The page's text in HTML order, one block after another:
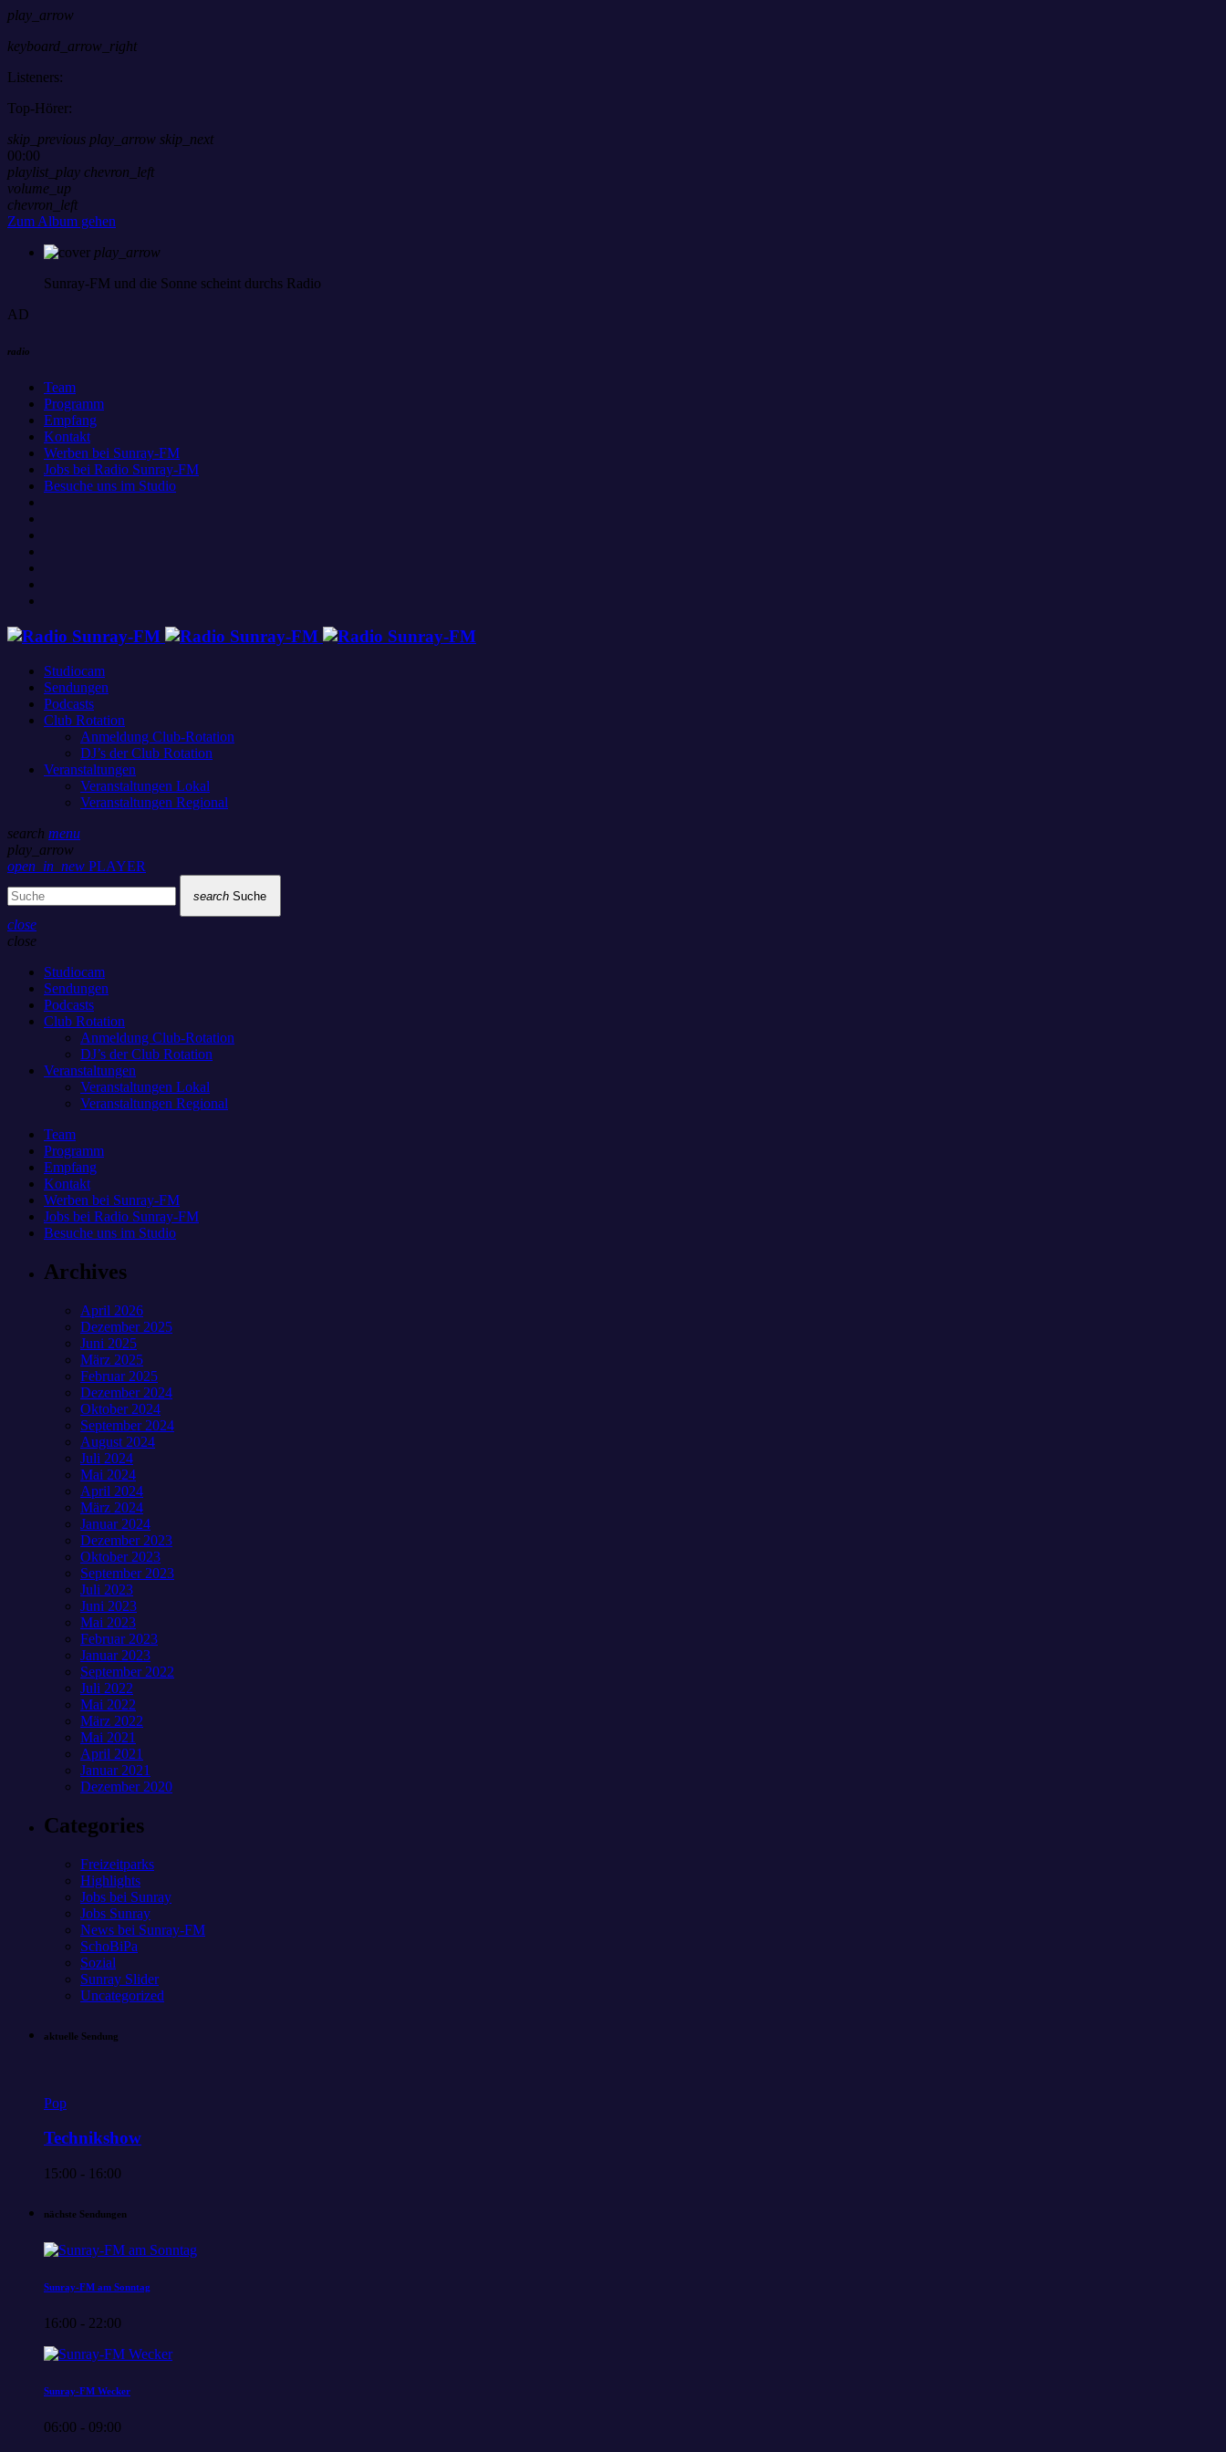
play_arrow
keyboard_arrow_right
Listeners:
Top-Hörer:
skip_previous play_arrow skip_next
00:00
playlist_play chevron_left
volume_up
chevron_left
Zum Album gehen
play_arrow
Sunray-FM und die Sonne scheint durchs Radio
AD
radio
Team
Programm
Empfang
Kontakt
Werben bei Sunray-FM
Jobs bei Radio Sunray-FM
Besuche uns im Studio
Studiocam
Sendungen
Podcasts
Club Rotation
Anmeldung Club-Rotation
DJ’s der Club Rotation
Veranstaltungen
Veranstaltungen Lokal
Veranstaltungen Regional
search menu
play_arrow
open_in_new PLAYER
search Suche
close
close
Studiocam
Sendungen
Podcasts
Club Rotation
Anmeldung Club-Rotation
DJ’s der Club Rotation
Veranstaltungen
Veranstaltungen Lokal
Veranstaltungen Regional
Team
Programm
Empfang
Kontakt
Werben bei Sunray-FM
Jobs bei Radio Sunray-FM
Besuche uns im Studio
Archives
April 2026
Dezember 2025
Juni 2025
März 2025
Februar 2025
Dezember 2024
Oktober 2024
September 2024
August 2024
Juli 2024
Mai 2024
April 2024
März 2024
Januar 2024
Dezember 2023
Oktober 2023
September 2023
Juli 2023
Juni 2023
Mai 2023
Februar 2023
Januar 2023
September 2022
Juli 2022
Mai 2022
März 2022
Mai 2021
April 2021
Januar 2021
Dezember 2020
Categories
Freizeitparks
Highlights
Jobs bei Sunray
Jobs Sunray
News bei Sunray-FM
SchoBiPa
Sozial
Sunray Slider
Uncategorized
aktuelle Sendung
Pop
Technikshow
15:00 - 16:00
nächste Sendungen
Sunray-FM am Sonntag
16:00 - 22:00
Sunray-FM Wecker
06:00 - 09:00